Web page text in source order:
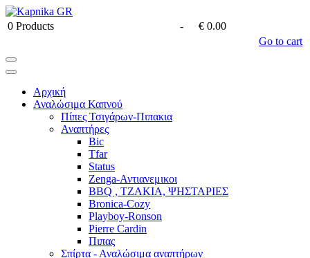
0 Products -
€ 0.00
Go to cart
Αρχική
Αναλώσιμα Καπνού
Πίπες Τσιγάρων-Πιπακια
Αναπτήρες
Bic
Tfar
Status
Zenga-Αντιανεμικοι
BBQ , ΤΖΑΚΙΑ, ΨΗΣΤΑΡΙΕΣ
Bronica-Cozy
Playboy-Ronson
Pierre Cardin
Πιπας
Σπίρτα - Αναλώσιμα αναπτήρων